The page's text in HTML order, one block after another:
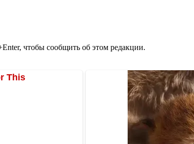
чтобы сообщить об этом редакции.